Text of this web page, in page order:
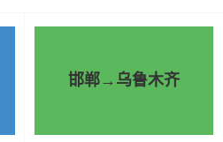
（
吨 ）
邯郸→乌鲁木齐